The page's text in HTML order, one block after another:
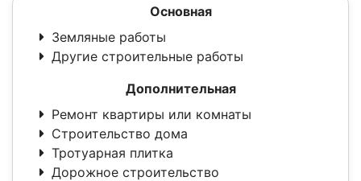
Основная
Земляные работы
Другие строительные работы
Дополнительная
Ремонт квартиры или комнаты
Строительство дома
Тротуарная плитка
Дорожное строительство